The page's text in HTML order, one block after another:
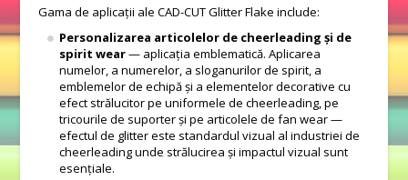
Gama de aplicații ale CAD-CUT Glitter Flake include:
Personalizarea articolelor de cheerleading și de
spirit wear— aplicația emblematică. Aplicarea
numelor, a numerelor, a sloganurilor de spirit, a
emblemelor de echipă și a elementelor decorative cu
efect strălucitor pe uniformele de cheerleading, pe
tricourile de suporter și pe articolele de fan wear —
efectul de glitter este standardul vizual al industriei de
cheerleading unde strălucirea și impactul vizual sunt
esențiale.